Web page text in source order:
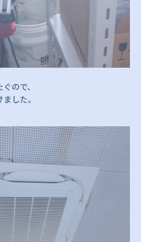
ので、
した。